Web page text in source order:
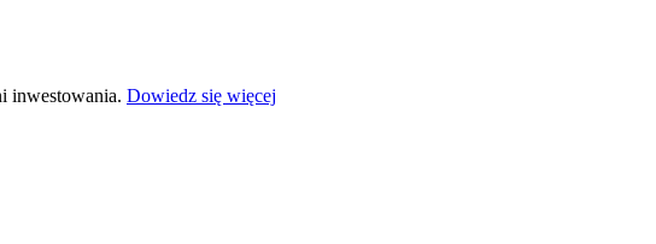
inwestowania. Dowiedz się więcej